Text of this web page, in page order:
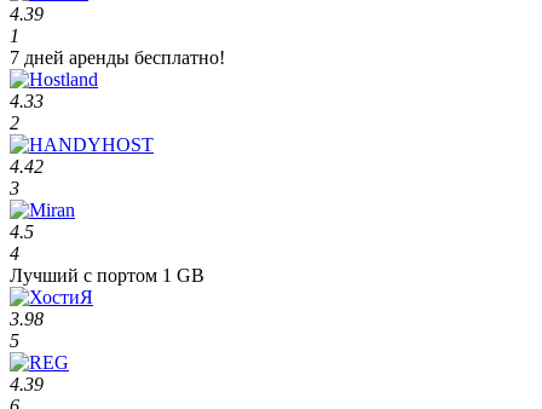
4.39
1
7 дней аренды бесплатно!
4.33
2
4.42
3
4.5
4
Лучший с портом 1 GB
3.98
5
4.39